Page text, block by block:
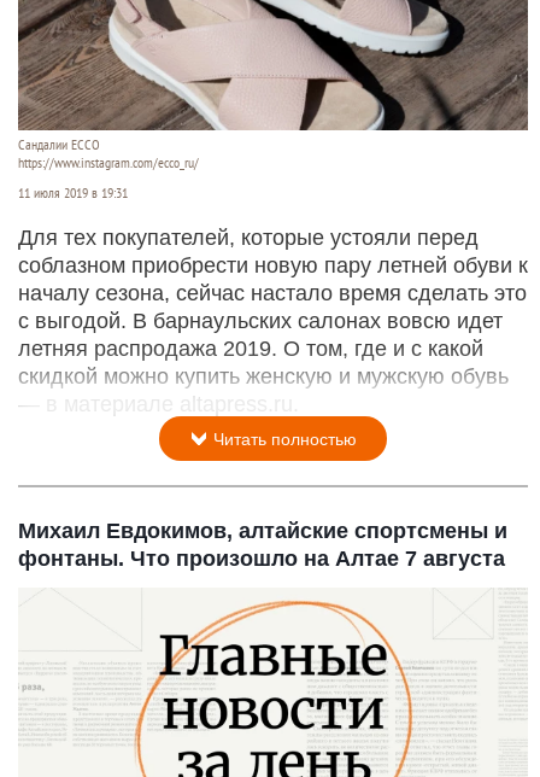
Сандалии ECCO
https://www.instagram.com/ecco_ru/
11 июля 2019 в 19:31
Для тех покупателей, которые устояли перед
соблазном приобрести новую пару летней обуви к
началу сезона, сейчас настало время сделать это
с выгодой. В барнаульских салонах вовсю идет
летняя распродажа 2019. О том, где и с какой
скидкой можно купить женскую и мужскую обувь
— в материале altapress.ru.
Читать полностью
Михаил Евдокимов, алтайские спортсмены и
фонтаны. Что произошло на Алтае 7 августа